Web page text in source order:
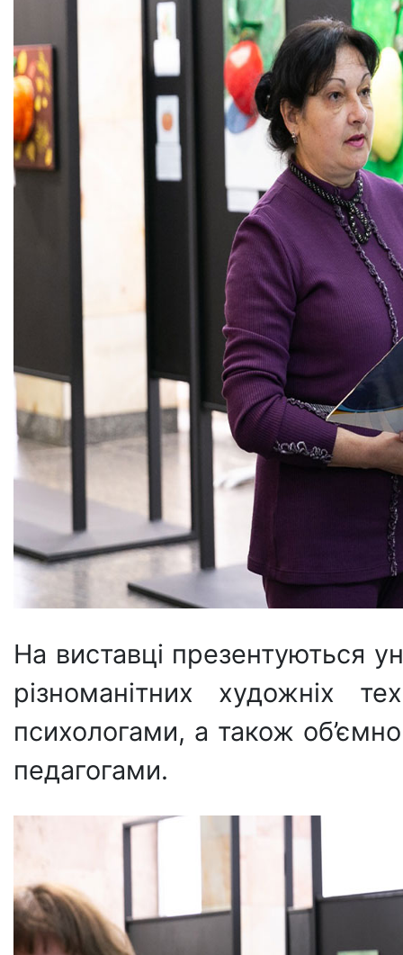
На виставці презентуються
різноманітних художніх
психологами, а також
педагогами.